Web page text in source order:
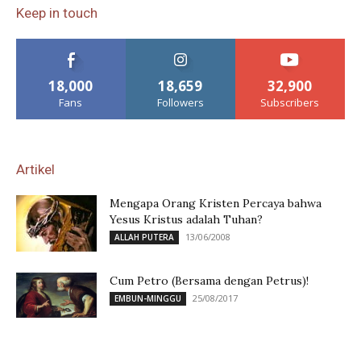
Keep in touch
18,000
Fans
18,659
Followers
32,900
Subscribers
Artikel
Mengapa Orang Kristen Percaya bahwa
Yesus Kristus adalah Tuhan?
ALLAH PUTERA 13/06/2008
Cum Petro (Bersama dengan Petrus)!
EMBUN-MINGGU 25/08/2017